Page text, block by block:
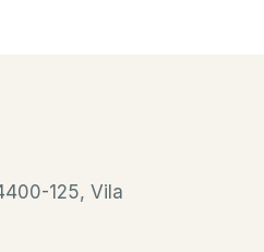
125, Vila